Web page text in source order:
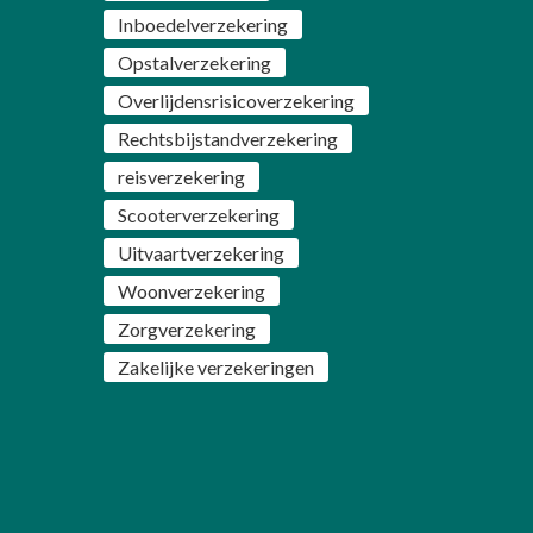
Inboedelverzekering
Opstalverzekering
Overlijdensrisicoverzekering
Rechtsbijstandverzekering
reisverzekering
Scooterverzekering
Uitvaartverzekering
Woonverzekering
Zorgverzekering
Zakelijke verzekeringen